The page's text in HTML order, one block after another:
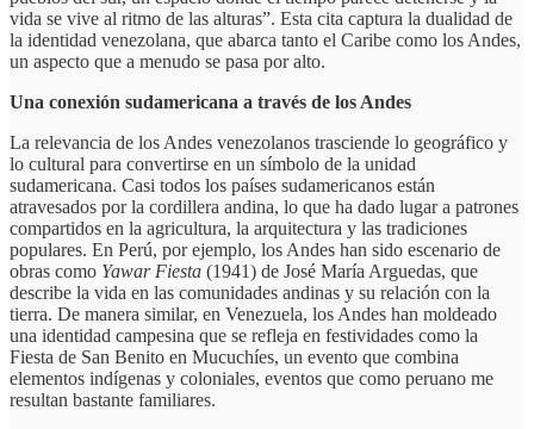
vida se vive al ritmo de las alturas”. Esta cita captura la dualidad de
la identidad venezolana, que abarca tanto el Caribe como los Andes,
un aspecto que a menudo se pasa por alto.
Una conexión sudamericana a través de los Andes
La relevancia de los Andes venezolanos trasciende lo geográfico y
lo cultural para convertirse en un símbolo de la unidad
sudamericana. Casi todos los países sudamericanos están
atravesados por la cordillera andina, lo que ha dado lugar a patrones
compartidos en la agricultura, la arquitectura y las tradiciones
populares. En Perú, por ejemplo, los Andes han sido escenario de
obras como Yawar Fiesta (1941) de José María Arguedas, que
describe la vida en las comunidades andinas y su relación con la
tierra. De manera similar, en Venezuela, los Andes han moldeado
una identidad campesina que se refleja en festividades como la
Fiesta de San Benito en Mucuchíes, un evento que combina
elementos indígenas y coloniales, eventos que como peruano me
resultan bastante familiares.